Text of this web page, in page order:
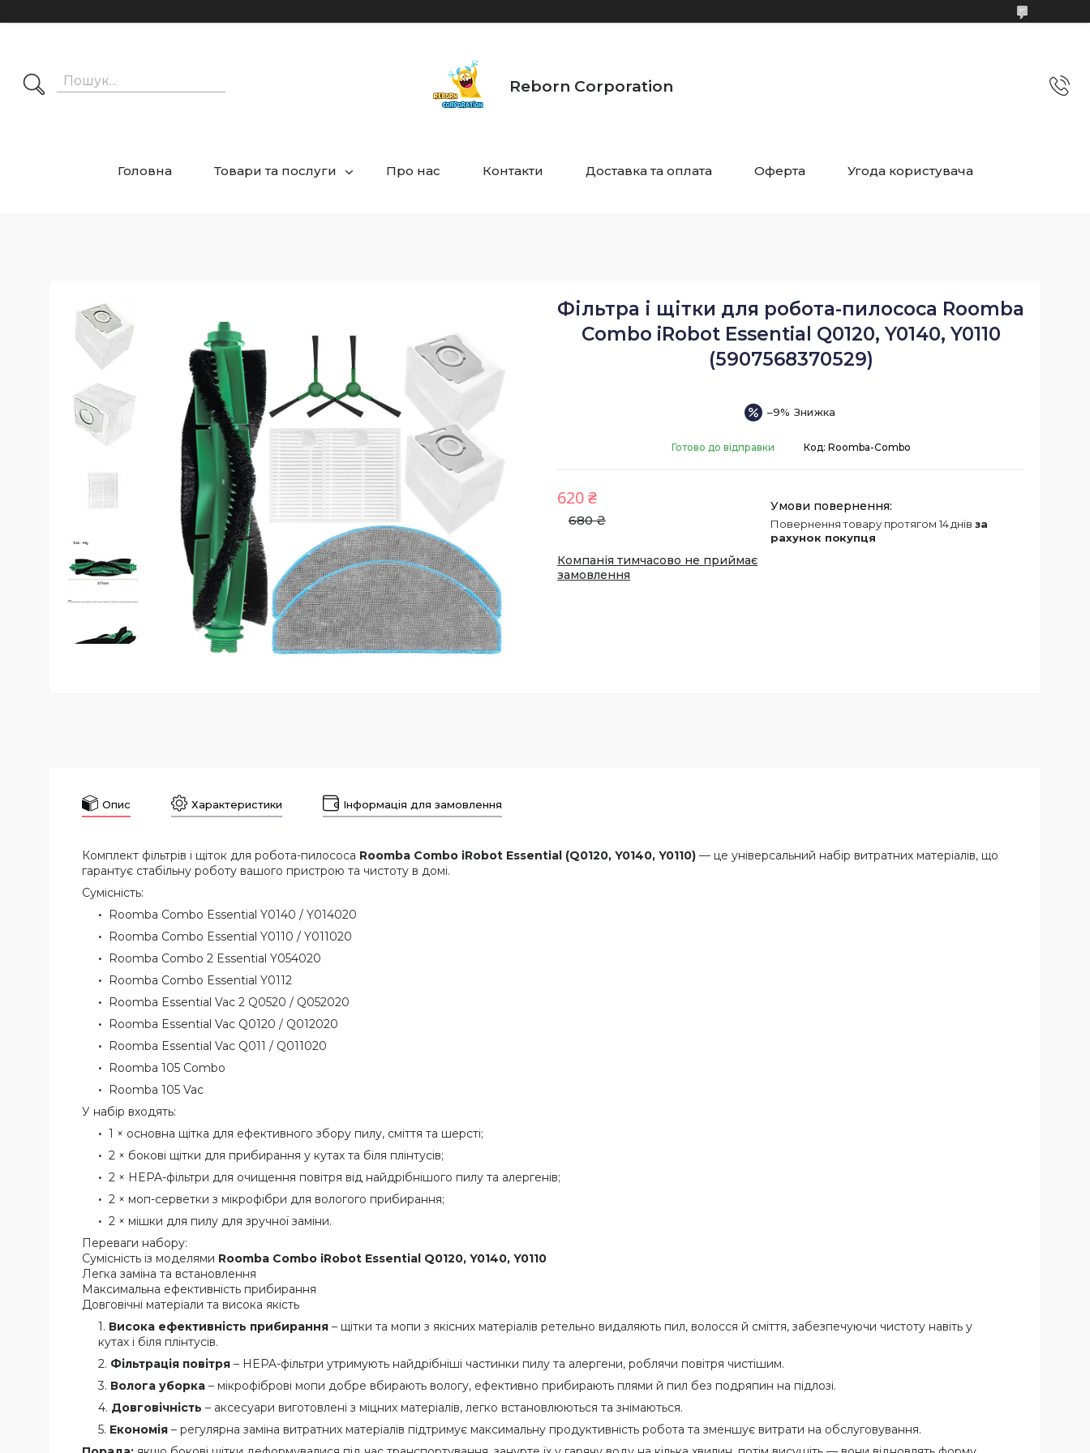
Reborn Corporation
Головна Товари та послуги Про нас Контакти Доставка та оплата Оферта Угода користувача
Фільтра і щітки для робота-пилососа Roomba
Combo iRobot Essential Q0120, Y0140, Y0110
(5907568370529)
–9%
Готово до відправки Код: Roomba-Combo
680 ₴
620 ₴
Компанія тимчасово не приймає
замовлення
повернення товару протягом 14 днів за
рахунок покупця
Опис Характеристики Інформація для замовлення
Комплект фільтрів і щіток для робота-пилососа Roomba Combo iRobot Essential (Q0120, Y0140, Y0110) — це універсальний набір витратних матеріалів, що
гарантує стабільну роботу вашого пристрою та чистоту в домі.
Сумісність:
Roomba Combo Essential Y0140 / Y014020
Roomba Combo Essential Y0110 / Y011020
Roomba Combo 2 Essential Y054020
Roomba Combo Essential Y0112
Roomba Essential Vac 2 Q0520 / Q052020
Roomba Essential Vac Q0120 / Q012020
Roomba Essential Vac Q011 / Q011020
Roomba 105 Combo
Roomba 105 Vac
У набір входять:
1 × основна щітка для ефективного збору пилу, сміття та шерсті;
2 × бокові щітки для прибирання у кутах та біля плінтусів;
2 × HEPA-фільтри для очищення повітря від найдрібнішого пилу та алергенів;
2 × моп-серветки з мікрофібри для вологого прибирання;
2 × мішки для пилу для зручної заміни.
Переваги набору:
Сумісність із моделями Roomba Combo iRobot Essential Q0120, Y0140, Y0110
Легка заміна та встановлення
Максимальна ефективність прибирання
Довговічні матеріали та висока якість
Висока ефективність прибирання – щітки та мопи з якісних матеріалів ретельно видаляють пил, волосся й сміття, забезпечуючи чистоту навіть у
кутах і біля плінтусів.
Фільтрація повітря – HEPA-фільтри утримують найдрібніші частинки пилу та алергени, роблячи повітря чистішим.
Волога уборка – мікрофіброві мопи добре вбирають вологу, ефективно прибирають плями й пил без подряпин на підлозі.
Довговічність – аксесуари виготовлені з міцних матеріалів, легко встановлюються та знімаються.
Економія – регулярна заміна витратних матеріалів підтримує максимальну продуктивність робота та зменшує витрати на обслуговування.